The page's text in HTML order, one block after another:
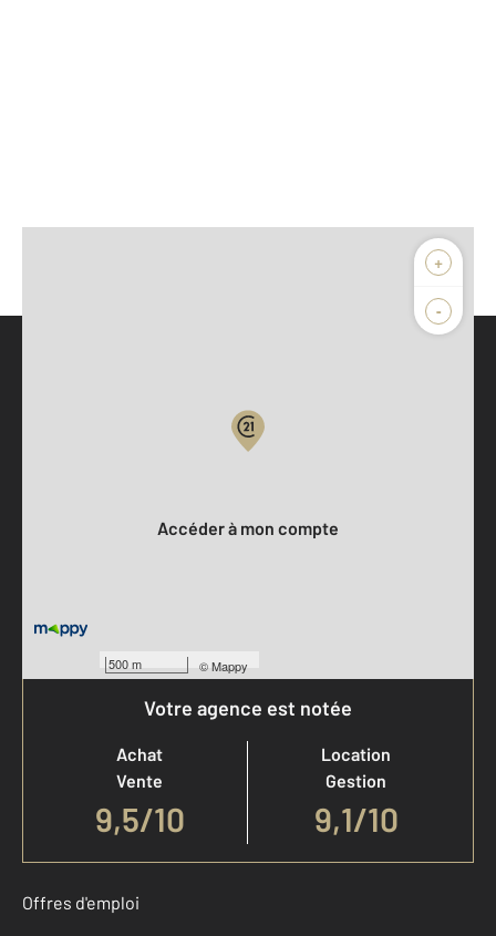
+
-
500 m ©Mappy
Accéder à mon compte
Votre agence est notée
Achat
Vente
9,5/10
Location
Gestion
9,1/10
Offres d'emploi